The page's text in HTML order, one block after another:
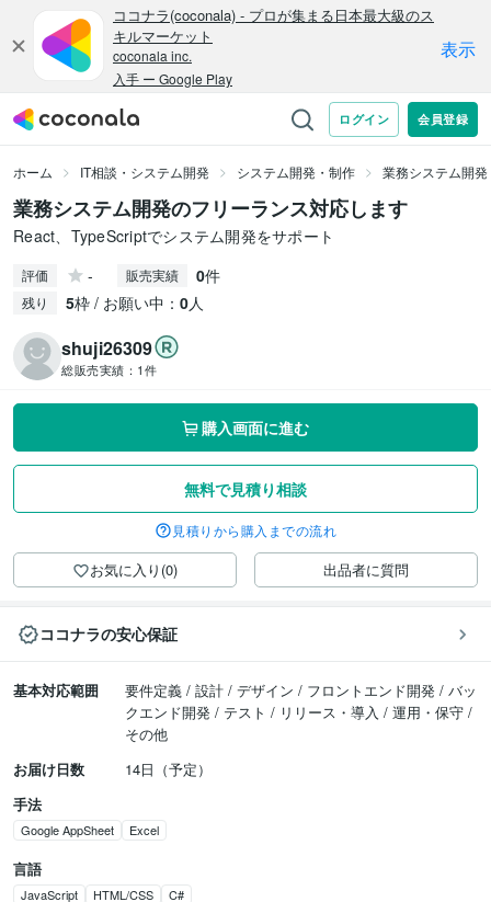
ホーム IT相談・システム開発 システム開発・制作 業務システム開発
業務システム開発のフリーランス対応します
React、TypeScriptでシステム開発をサポート
評価 - 販売実績 0件
残り 5枠 / お願い中： 0人
shuji26309
総販売実績： 1件
購入画面に進む
無料で見積り相談
見積りから購入までの流れ
お気に入り(0) 出品者に質問
ココナラの安心保証
基本対応範囲
要件定義 / 設計 / デザイン / フロントエンド開発 / バッ
クエンド開発 / テスト / リリース・導入 / 運用・保守 /
その他
お届け日数
14日（予定）
手法
Google AppSheet Excel
言語
JavaScript HTML/CSS C#